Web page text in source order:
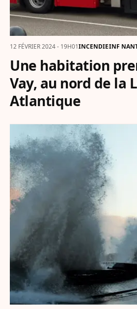
12 FÉVRIER 2024 - 19H01INCENDIEINF
Une habitation
Vay, au nord de la
Atlantique